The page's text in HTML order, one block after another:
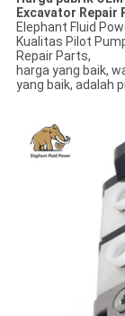
Excavator Repair
Elephant Fluid
Kualitas Pilot
Repair Parts,
harga yang baik,
yang baik, adalah